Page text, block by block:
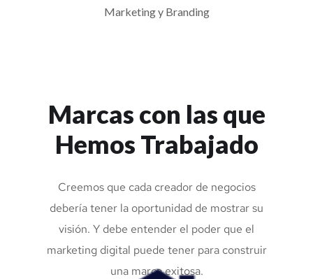
Marcas con las que
Hemos Trabajado
Creemos que cada creador de negocios
debería tener la oportunidad de mostrar su
visión. Y debe entender el poder que el
marketing digital puede tener para construir
una marca exitosa.